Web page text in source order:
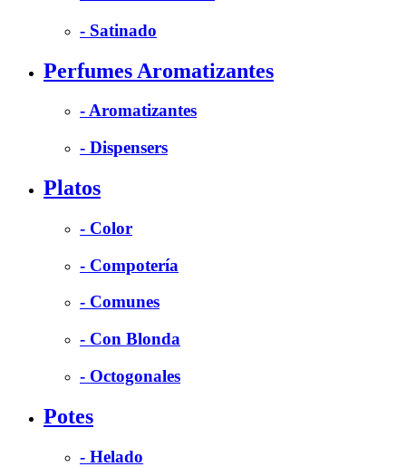
- Satinado
Perfumes Aromatizantes
- Aromatizantes
- Dispensers
Platos
- Color
- Compotería
- Comunes
- Con Blonda
- Octogonales
Potes
- Helado